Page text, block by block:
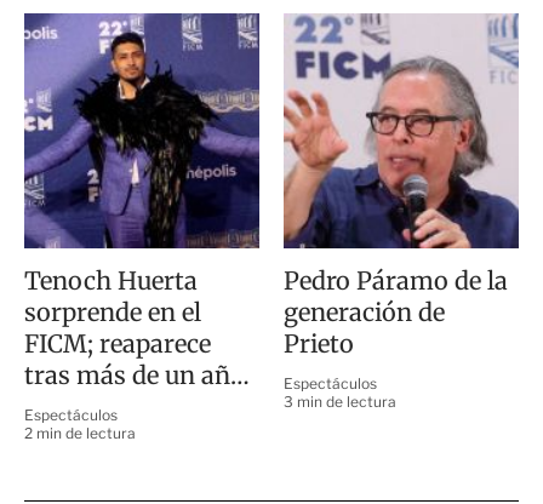
Tenoch Huerta
sorprende en el
FICM; reaparece
tras más de un año
de ausencia
Espectáculos
2 min de lectura
Pedro Páramo de la
generación de
Prieto
Espectáculos
3 min de lectura